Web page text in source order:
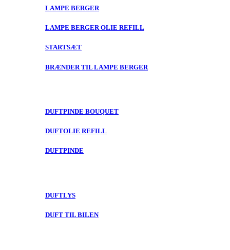
LAMPE BERGER
LAMPE BERGER OLIE REFILL
STARTSÆT
BRÆNDER TIL LAMPE BERGER
DUFTPINDE BOUQUET
DUFTOLIE REFILL
DUFTPINDE
DUFTLYS
DUFT TIL BILEN